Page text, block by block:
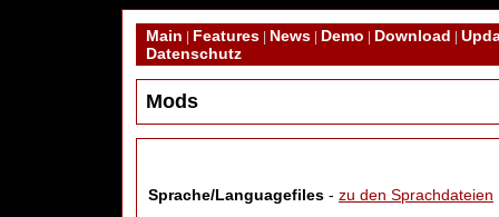
Main Features News Demo Download
Datenschutz
Mods
Sprache/Languagefiles - zu den Sprachdateien